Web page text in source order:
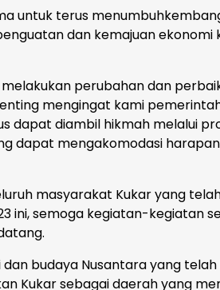
untuk terus
dan kemajuan ekonomi
perubahan dan
mengingat kami
dapat diambil hikmah melalui
dapat mengakomodasi
masyarakat Kukar yang
ini, semoga kegiatan-kegiatan
budaya Nusantara yang
Kukar sebagai daerah yang